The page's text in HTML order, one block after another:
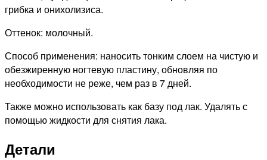
грибка и онихолизиса.
Оттенок: молочный.
Способ применения: наносить тонким слоем на чистую и
обезжиренную ногтевую пластину, обновляя по
необходимости не реже, чем раз в 7 дней.
Также можно использовать как базу под лак. Удалять с
помощью жидкости для снятия лака.
Детали